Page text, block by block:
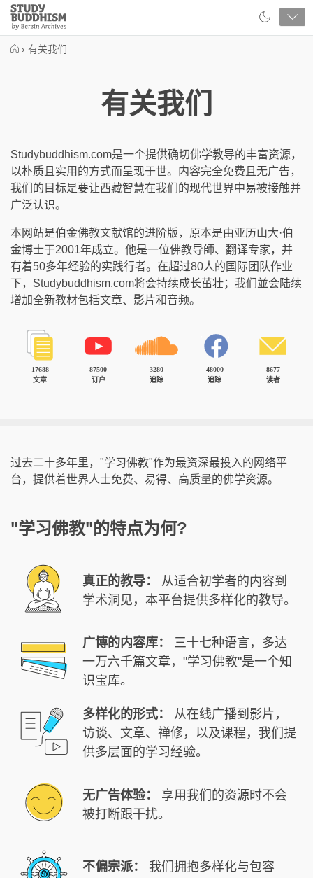
Close
Study
Buddhism
› 有关我们
有关我们
Studybuddhism.com是一个提供确切佛学教导的丰富资源，
以朴质且实用的方式而呈现于世。内容完全免费且无广告，
我们的目标是要让西藏智慧在我们的现代世界中易被接触并
广泛认识。
本网站是伯金佛教文献馆的进阶版，原本是由亚历山大·伯
金博士于2001年成立。他是一位佛教导師、翻译专家，并
有着50多年经验的实践行者。在超过80人的国际团队作业
下，Studybuddhism.com将会持续成长茁壮；我们並会陆续
增加全新教材包括文章、影片和音频。
17688
文章
87500
订户
3280
追踪
48000
追踪
8677
读者
过去二十多年里，"学习佛教"作为最资深最投入的网络平
台，提供着世界人士免费、易得、高质量的佛学资源。
"学习佛教"的特点为何?
真正的教导：
从适合初学者的内容到
学术洞见，本平台提供多样化的教导。
广博的内容库：
三十七种语言，多达
一万六千篇文章，"学习佛教"是一个知
识宝库。
多样化的形式：
从在线广播到影片，
访谈、文章、禅修，以及课程，我们提
供多层面的学习经验。
无广告体验：
享用我们的资源时不会
被打断跟干扰。
不偏宗派：
我们拥抱多样化与包容